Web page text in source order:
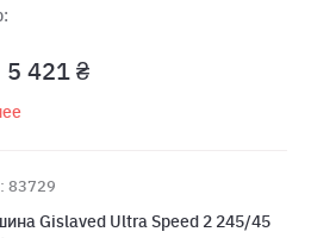
5 421 ₴
83729
Gislaved Ultra Speed 2 245/45